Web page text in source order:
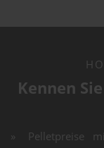
Kennen
Pelletpreise